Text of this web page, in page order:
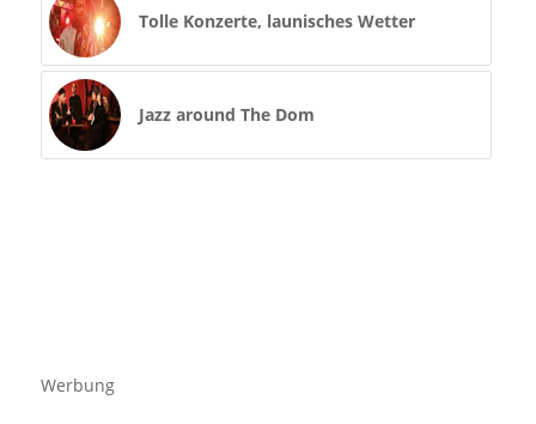
Tolle Konzerte, launisches Wetter
Jazz around The Dom
Werbung